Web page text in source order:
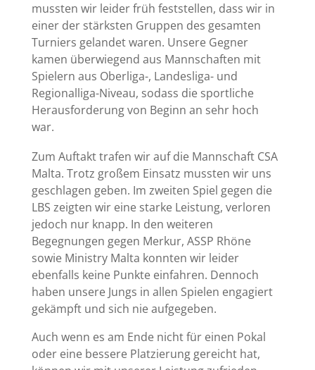
mussten wir leider früh feststellen, dass wir in
einer der stärksten Gruppen des gesamten
Turniers gelandet waren. Unsere Gegner
kamen überwiegend aus Mannschaften mit
Spielern aus Oberliga-, Landesliga- und
Regionalliga-Niveau, sodass die sportliche
Herausforderung von Beginn an sehr hoch
war.
Zum Auftakt trafen wir auf die Mannschaft CSA
Malta. Trotz großem Einsatz mussten wir uns
geschlagen geben. Im zweiten Spiel gegen die
LBS zeigten wir eine starke Leistung, verloren
jedoch nur knapp. In den weiteren
Begegnungen gegen Merkur, ASSP Rhöne
sowie Ministry Malta konnten wir leider
ebenfalls keine Punkte einfahren. Dennoch
haben unsere Jungs in allen Spielen engagiert
gekämpft und sich nie aufgegeben.
Auch wenn es am Ende nicht für einen Pokal
oder eine bessere Platzierung gereicht hat,